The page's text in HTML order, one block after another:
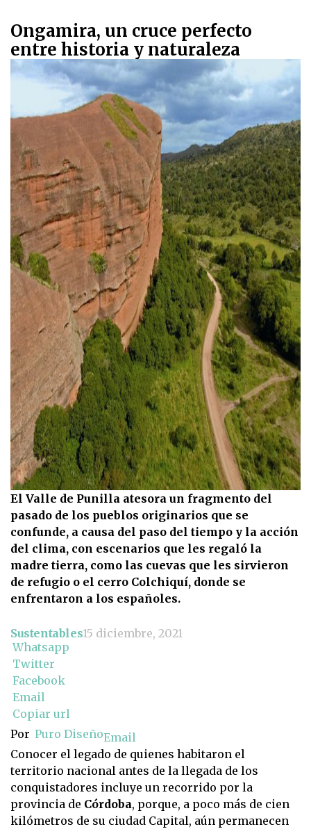
Ongamira, un cruce perfecto
entre historia y naturaleza
El Valle de Punilla atesora un fragmento del
pasado de los pueblos originarios que se
confunde, a causa del paso del tiempo y la acción
del clima, con escenarios que les regaló la
madre tierra, como las cuevas que les sirvieron
de refugio o el cerro Colchiquí, donde se
enfrentaron a los españoles.
Sustentables15 diciembre, 2021
Whatsapp
Twitter
Facebook
Email
Copiar url
Por Puro DiseñoEmail
Conocer el legado de quienes habitaron el
territorio nacional antes de la llegada de los
conquistadores incluye un recorrido por la
provincia de Córdoba, porque, a poco más de cien
kilómetros de su ciudad Capital, aún permanecen